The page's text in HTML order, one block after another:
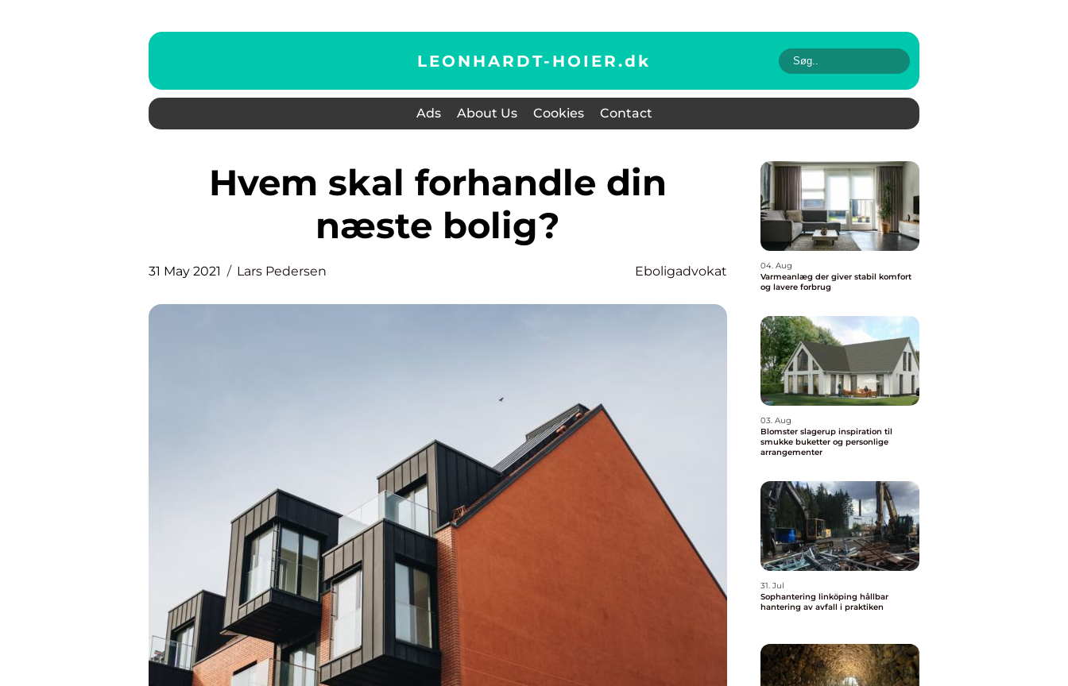
LEONHARDT-HOIER.dk
Ads About Us Cookies Contact
Hvem skal forhandle din
næste bolig?
31 May 2021 Lars Pedersen Eboligadvokat
04. Aug
Varmeanlæg der giver stabil komfort
og lavere forbrug
03. Aug
Blomster slagerup inspiration til
smukke buketter og personlige
arrangementer
31. Jul
Sophantering linköping hållbar
hantering av avfall i praktiken